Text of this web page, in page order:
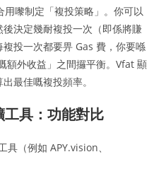
嚟制定「複投策略」。你可以
決定幾耐複投一次（即係將賺
投一次都要畀 Gas 費，你要喺
額外收益」之間攞平衡。Vfat 顯
最佳嘅複投頻率。
具：功能對比
（例如 APY.vision、